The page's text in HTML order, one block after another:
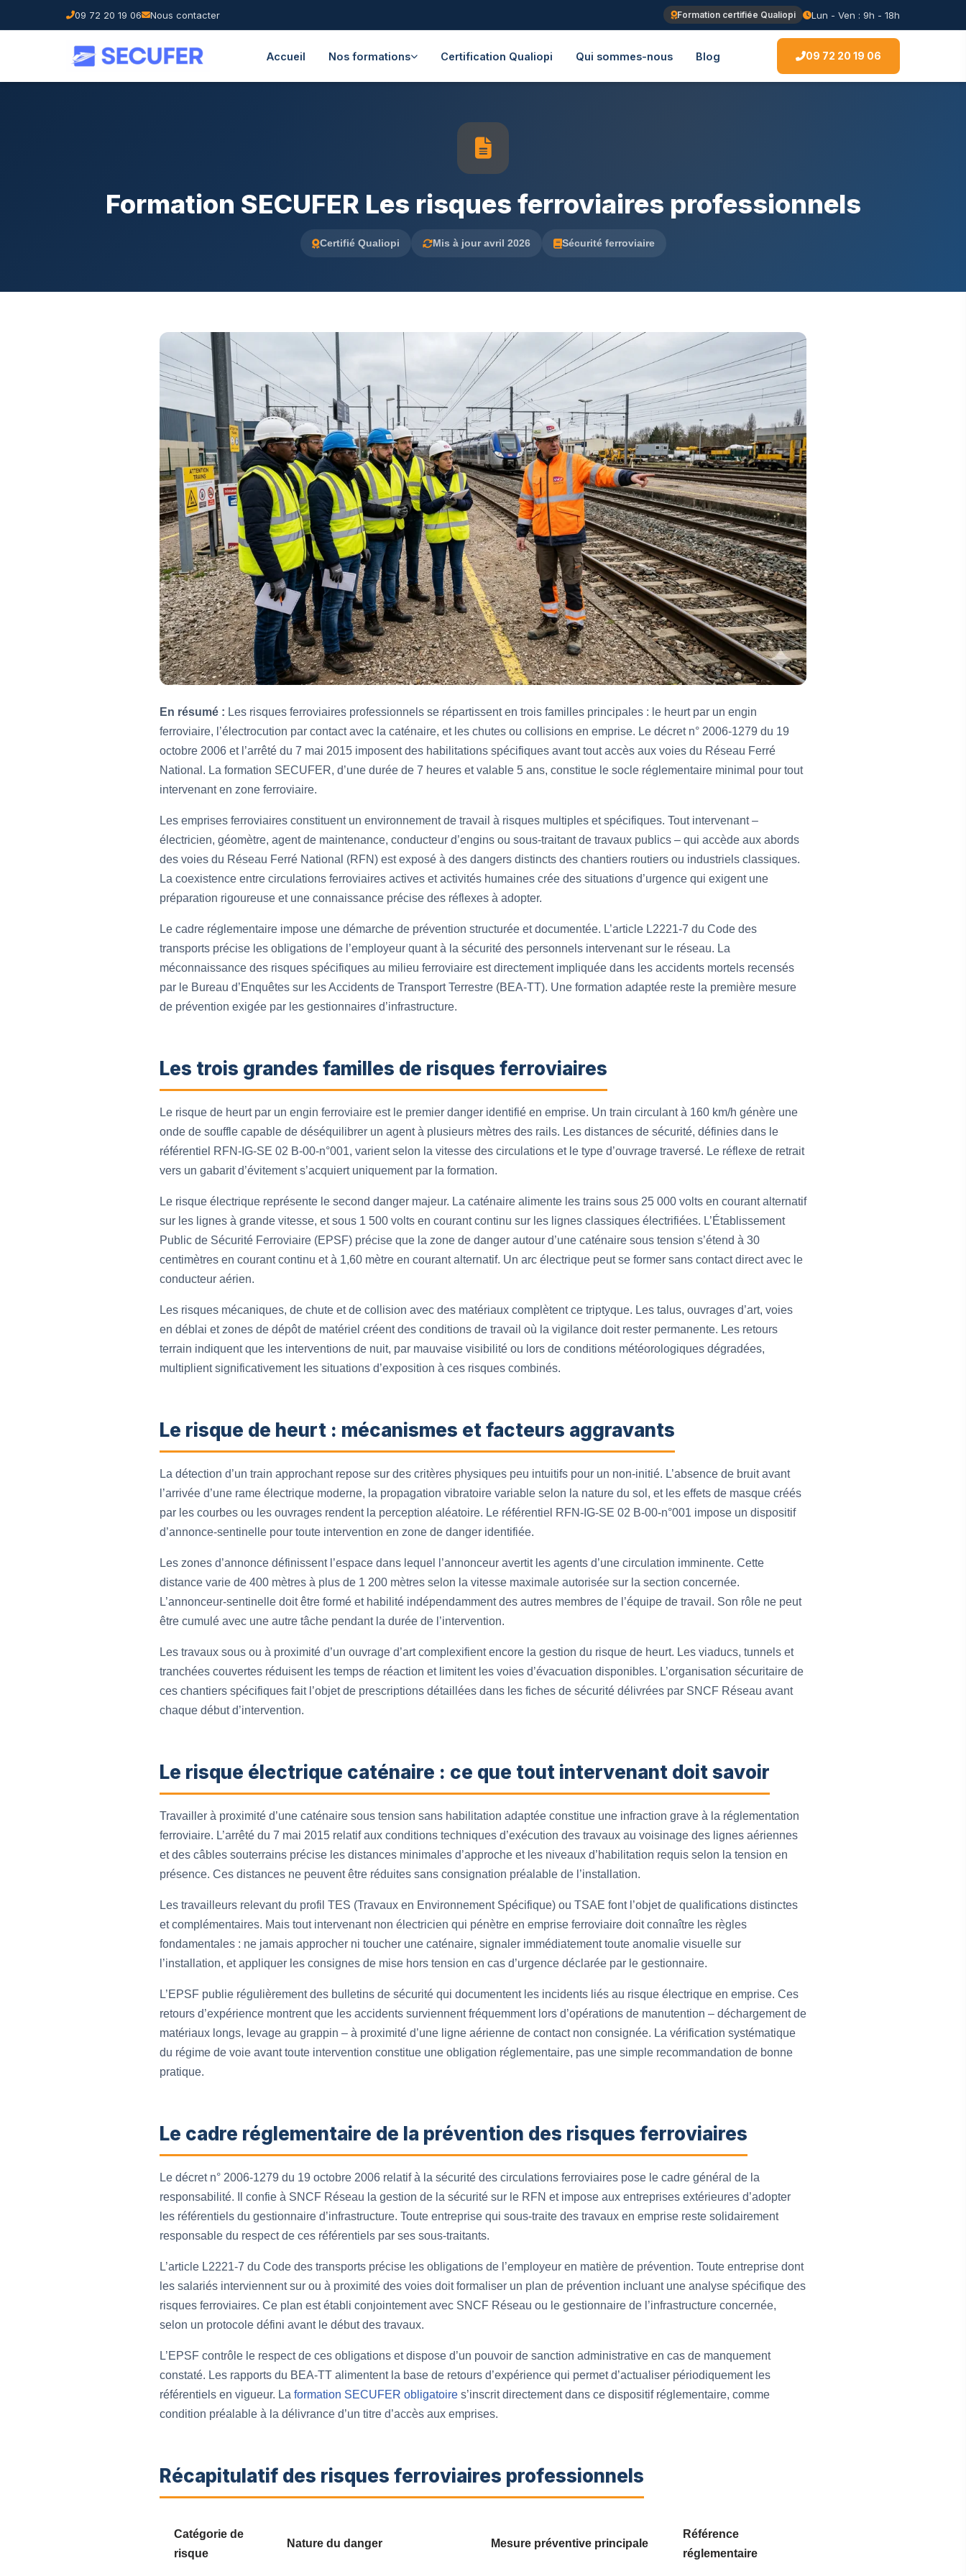
09 72 20 19 06 Nous contacter Formation certifiée Qualiopi Lun - Ven : 9h - 18h
Accueil Nos formations Certification Qualiopi Qui sommes-nous Blog 09 72 20 19 06
Formation SECUFER Les risques ferroviaires professionnels
Certifié Qualiopi Mis à jour avril 2026 Sécurité ferroviaire
En résumé : Les risques ferroviaires professionnels se répartissent en trois familles principales : le heurt par un engin
ferroviaire, l’électrocution par contact avec la caténaire, et les chutes ou collisions en emprise. Le décret n° 2006-1279 du 19
octobre 2006 et l’arrêté du 7 mai 2015 imposent des habilitations spécifiques avant tout accès aux voies du Réseau Ferré
National. La formation SECUFER, d’une durée de 7 heures et valable 5 ans, constitue le socle réglementaire minimal pour tout
intervenant en zone ferroviaire.
Les emprises ferroviaires constituent un environnement de travail à risques multiples et spécifiques. Tout intervenant –
électricien, géomètre, agent de maintenance, conducteur d’engins ou sous-traitant de travaux publics – qui accède aux abords
des voies du Réseau Ferré National (RFN) est exposé à des dangers distincts des chantiers routiers ou industriels classiques.
La coexistence entre circulations ferroviaires actives et activités humaines crée des situations d’urgence qui exigent une
préparation rigoureuse et une connaissance précise des réflexes à adopter.
Le cadre réglementaire impose une démarche de prévention structurée et documentée. L’article L2221-7 du Code des
transports précise les obligations de l’employeur quant à la sécurité des personnels intervenant sur le réseau. La
méconnaissance des risques spécifiques au milieu ferroviaire est directement impliquée dans les accidents mortels recensés
par le Bureau d’Enquêtes sur les Accidents de Transport Terrestre (BEA-TT). Une formation adaptée reste la première mesure
de prévention exigée par les gestionnaires d’infrastructure.
Les trois grandes familles de risques ferroviaires
Le risque de heurt par un engin ferroviaire est le premier danger identifié en emprise. Un train circulant à 160 km/h génère une
onde de souffle capable de déséquilibrer un agent à plusieurs mètres des rails. Les distances de sécurité, définies dans le
référentiel RFN-IG-SE 02 B-00-n°001, varient selon la vitesse des circulations et le type d’ouvrage traversé. Le réflexe de retrait
vers un gabarit d’évitement s’acquiert uniquement par la formation.
Le risque électrique représente le second danger majeur. La caténaire alimente les trains sous 25 000 volts en courant alternatif
sur les lignes à grande vitesse, et sous 1 500 volts en courant continu sur les lignes classiques électrifiées. L’Établissement
Public de Sécurité Ferroviaire (EPSF) précise que la zone de danger autour d’une caténaire sous tension s’étend à 30
centimètres en courant continu et à 1,60 mètre en courant alternatif. Un arc électrique peut se former sans contact direct avec le
conducteur aérien.
Les risques mécaniques, de chute et de collision avec des matériaux complètent ce triptyque. Les talus, ouvrages d’art, voies
en déblai et zones de dépôt de matériel créent des conditions de travail où la vigilance doit rester permanente. Les retours
terrain indiquent que les interventions de nuit, par mauvaise visibilité ou lors de conditions météorologiques dégradées,
multiplient significativement les situations d’exposition à ces risques combinés.
Le risque de heurt : mécanismes et facteurs aggravants
La détection d’un train approchant repose sur des critères physiques peu intuitifs pour un non-initié. L’absence de bruit avant
l’arrivée d’une rame électrique moderne, la propagation vibratoire variable selon la nature du sol, et les effets de masque créés
par les courbes ou les ouvrages rendent la perception aléatoire. Le référentiel RFN-IG-SE 02 B-00-n°001 impose un dispositif
d’annonce-sentinelle pour toute intervention en zone de danger identifiée.
Les zones d’annonce définissent l’espace dans lequel l’annonceur avertit les agents d’une circulation imminente. Cette
distance varie de 400 mètres à plus de 1 200 mètres selon la vitesse maximale autorisée sur la section concernée.
L’annonceur-sentinelle doit être formé et habilité indépendamment des autres membres de l’équipe de travail. Son rôle ne peut
être cumulé avec une autre tâche pendant la durée de l’intervention.
Les travaux sous ou à proximité d’un ouvrage d’art complexifient encore la gestion du risque de heurt. Les viaducs, tunnels et
tranchées couvertes réduisent les temps de réaction et limitent les voies d’évacuation disponibles. L’organisation sécuritaire de
ces chantiers spécifiques fait l’objet de prescriptions détaillées dans les fiches de sécurité délivrées par SNCF Réseau avant
chaque début d’intervention.
Le risque électrique caténaire : ce que tout intervenant doit savoir
Travailler à proximité d’une caténaire sous tension sans habilitation adaptée constitue une infraction grave à la réglementation
ferroviaire. L’arrêté du 7 mai 2015 relatif aux conditions techniques d’exécution des travaux au voisinage des lignes aériennes
et des câbles souterrains précise les distances minimales d’approche et les niveaux d’habilitation requis selon la tension en
présence. Ces distances ne peuvent être réduites sans consignation préalable de l’installation.
Les travailleurs relevant du profil TES (Travaux en Environnement Spécifique) ou TSAE font l’objet de qualifications distinctes
et complémentaires. Mais tout intervenant non électricien qui pénètre en emprise ferroviaire doit connaître les règles
fondamentales : ne jamais approcher ni toucher une caténaire, signaler immédiatement toute anomalie visuelle sur
l’installation, et appliquer les consignes de mise hors tension en cas d’urgence déclarée par le gestionnaire.
L’EPSF publie régulièrement des bulletins de sécurité qui documentent les incidents liés au risque électrique en emprise. Ces
retours d’expérience montrent que les accidents surviennent fréquemment lors d’opérations de manutention – déchargement de
matériaux longs, levage au grappin – à proximité d’une ligne aérienne de contact non consignée. La vérification systématique
du régime de voie avant toute intervention constitue une obligation réglementaire, pas une simple recommandation de bonne
pratique.
Le cadre réglementaire de la prévention des risques ferroviaires
Le décret n° 2006-1279 du 19 octobre 2006 relatif à la sécurité des circulations ferroviaires pose le cadre général de la
responsabilité. Il confie à SNCF Réseau la gestion de la sécurité sur le RFN et impose aux entreprises extérieures d’adopter
les référentiels du gestionnaire d’infrastructure. Toute entreprise qui sous-traite des travaux en emprise reste solidairement
responsable du respect de ces référentiels par ses sous-traitants.
L’article L2221-7 du Code des transports précise les obligations de l’employeur en matière de prévention. Toute entreprise dont
les salariés interviennent sur ou à proximité des voies doit formaliser un plan de prévention incluant une analyse spécifique des
risques ferroviaires. Ce plan est établi conjointement avec SNCF Réseau ou le gestionnaire de l’infrastructure concernée,
selon un protocole défini avant le début des travaux.
L’EPSF contrôle le respect de ces obligations et dispose d’un pouvoir de sanction administrative en cas de manquement
constaté. Les rapports du BEA-TT alimentent la base de retours d’expérience qui permet d’actualiser périodiquement les
référentiels en vigueur. La formation SECUFER obligatoire s’inscrit directement dans ce dispositif réglementaire, comme
condition préalable à la délivrance d’un titre d’accès aux emprises.
Récapitulatif des risques ferroviaires professionnels
Catégorie de
risque
Nature du danger Mesure préventive principale
Référence
réglementaire